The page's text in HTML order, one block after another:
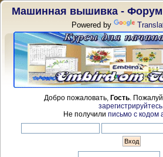
Машинная вышивка - Форум
Powered by
Добро пожаловать, Гость.
зарегистрируйтесь
Не получили письмо с кодом